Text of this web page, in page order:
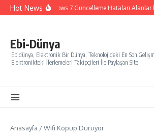
İçeriğe atla
Hot NewsWindows 7 Güncelleme Hataları
Ebi-Dünya
Ebidünya, Elektronik Bir Dünya, Teknolojideki En Son
Elektronikteki İlerlemeleri Takipçileri İle Paylaşan Site
Anasayfa /Wifi Kopup Duruyor